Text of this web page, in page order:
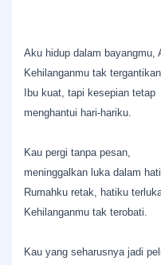
Aku hidup dalam bayangmu,
Kehilanganmu tak
Ibu kuat, tapi kesepian tetap
menghantui hari-hariku.
Kau pergi tanpa pesan,
meninggalkan luka dalam
Rumahku retak, hatiku
Kehilanganmu tak terobati.
Kau yang seharusnya jadi